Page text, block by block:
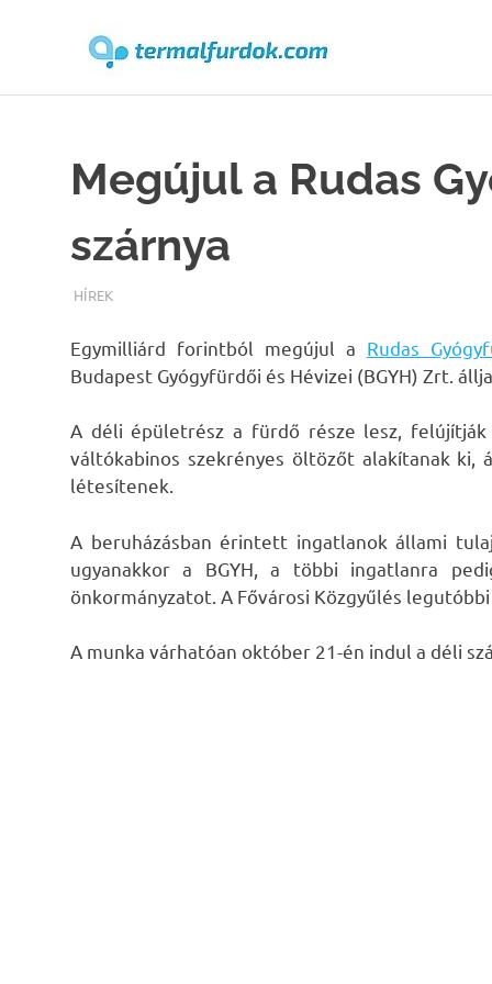
Megújul a Rudas
szárnya
TERMALFURDOK.COM
HÍREK
Egymilliárd forintból megújul a Rudas
Budapest Gyógyfürdői és Hévizei (BGYH) Zrt.
A déli épületrész a fürdő része lesz,
váltókabinos szekrényes öltözőt alakítanak
létesítenek.
A beruházásban érintett ingatlanok állami
ugyanakkor a BGYH, a többi ingatlanra
önkormányzatot. A Fővárosi Közgyűlés
A munka várhatóan október 21-én indul a déli